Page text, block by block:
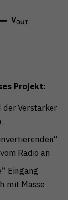
Projekt:
der Verstärker
Radio an.
Eingang
mit Masse